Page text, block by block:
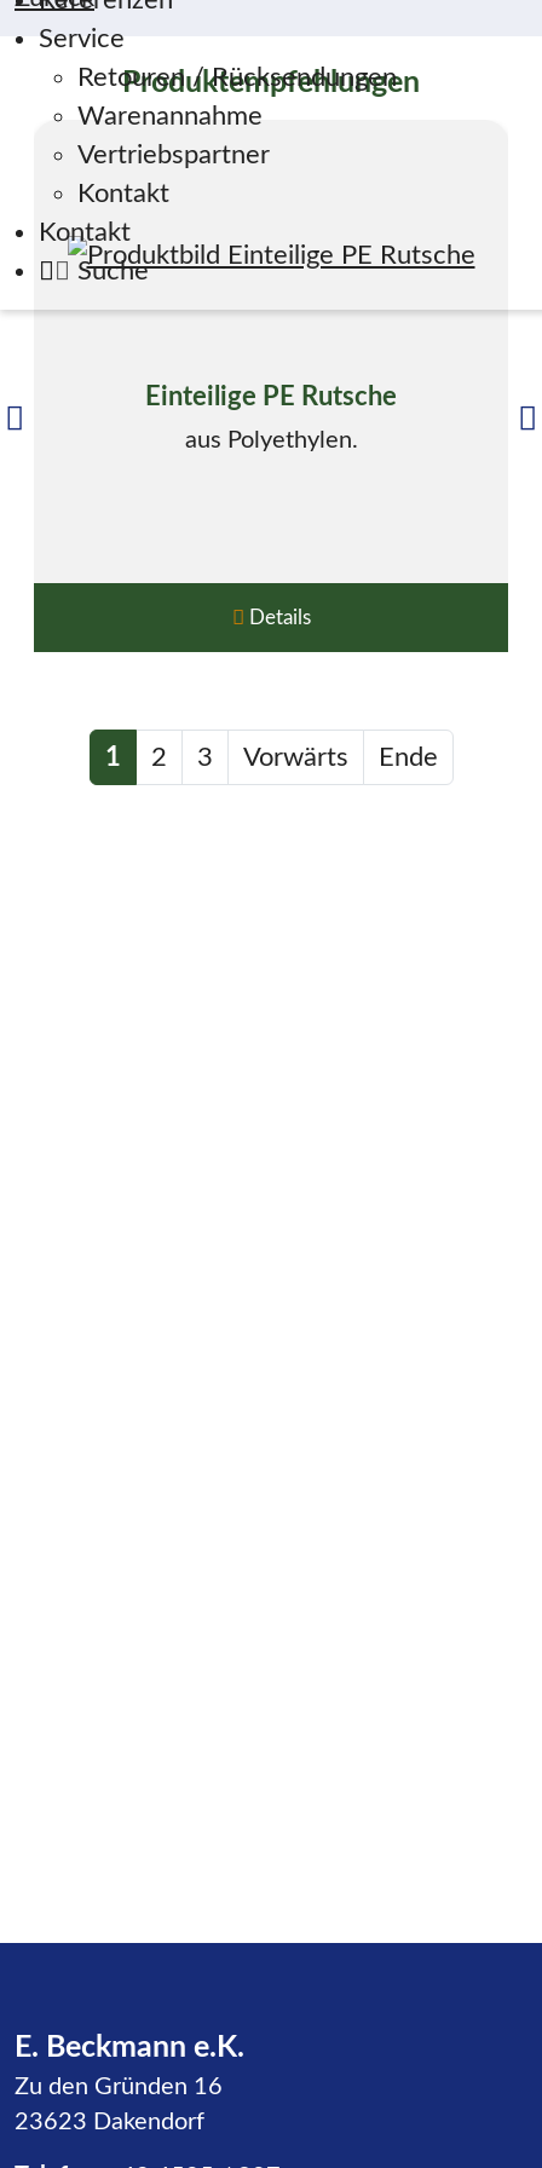
Service
Retouren / Rücksendungen
Warenannahme
Vertriebspartner
Kontakt
Kontakt
Suche
Produktempfehlungen
Einteilige PE Rutsche
aus Polyethylen.
Details
1 2 3 Vorwärts Ende
E. Beckmann e.K.
Zu den Gründen 16
23623 Dakendorf